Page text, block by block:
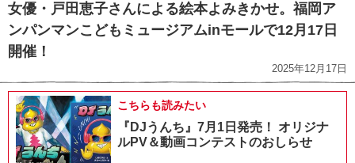
女優・戸田恵子さんによる絵本よみきかせ。福岡ア
ンパンマンこどもミュージアムinモールで12月17日
開催！
2025年12月17日
こちらも読みたい
『DJうんち』7月1日発売！ オリジナ
ルPV＆動画コンテストのおしらせ